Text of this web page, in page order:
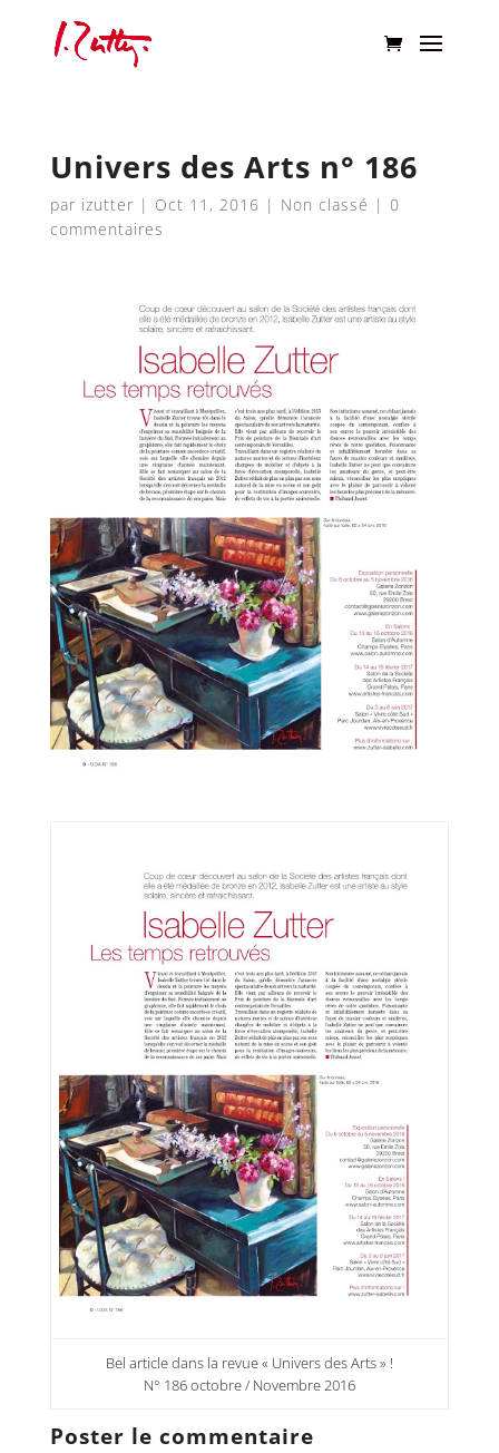
Univers des Arts n° 186
par izutter | Oct 11, 2016 | Non classé | 0
commentaires
Bel article dans la revue « Univers des Arts » !
N° 186 octobre / Novembre 2016
Poster le commentaire